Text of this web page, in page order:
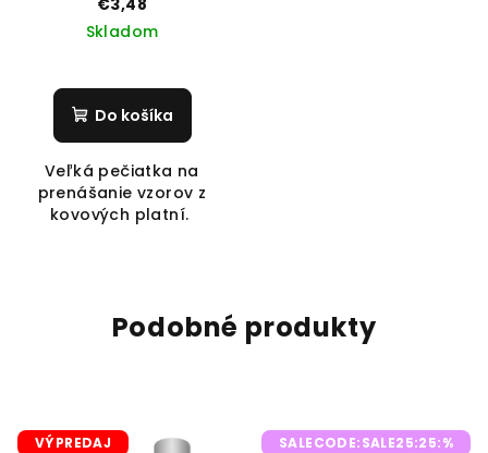
€3,48
Skladom
Do košíka
Veľká pečiatka na
prenášanie vzorov z
kovových platní.
Podobné produkty
VÝPREDAJ
SALECODE:SALE25:25:%